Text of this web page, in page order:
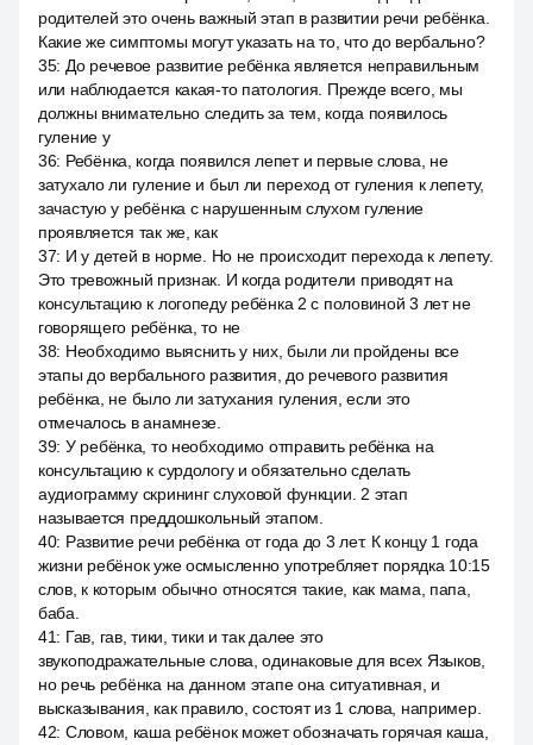
родителей это очень важный этап в развитии речи ребёнка.
Какие же симптомы могут указать на то, что до вербально?
35: До речевое развитие ребёнка является неправильным
или наблюдается какая-то патология. Прежде всего, мы
должны внимательно следить за тем, когда появилось
гуление у
36: Ребёнка, когда появился лепет и первые слова, не
затухало ли гуление и был ли переход от гуления к лепету,
зачастую у ребёнка с нарушенным слухом гуление
проявляется так же, как
37: И у детей в норме. Но не происходит перехода к лепету.
Это тревожный признак. И когда родители приводят на
консультацию к логопеду ребёнка 2 с половиной 3 лет не
говорящего ребёнка, то не
38: Необходимо выяснить у них, были ли пройдены все
этапы до вербального развития, до речевого развития
ребёнка, не было ли затухания гуления, если это
отмечалось в анамнезе.
39: У ребёнка, то необходимо отправить ребёнка на
консультацию к сурдологу и обязательно сделать
аудиограмму скрининг слуховой функции. 2 этап
называется преддошкольный этапом.
40: Развитие речи ребёнка от года до 3 лет. К концу 1 года
жизни ребёнок уже осмысленно употребляет порядка 10:15
слов, к которым обычно относятся такие, как мама, папа,
баба.
41: Гав, гав, тики, тики и так далее это
звукоподражательные слова, одинаковые для всех Языков,
но речь ребёнка на данном этапе она ситуативная, и
высказывания, как правило, состоят из 1 слова, например.
42: Словом, каша ребёнок может обозначать горячая каша,